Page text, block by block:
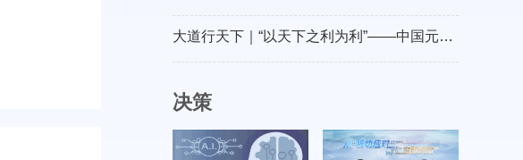
大道行天下｜“以天下之利为利”——中国元首外交的世界情怀与大国气派
决策